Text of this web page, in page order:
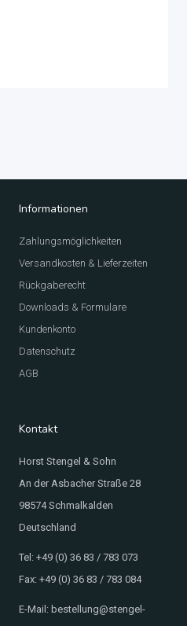
Informationen
Zahlungsmöglichkeiten
Versandkosten & Lieferzeiten
Rückgaberecht
Downloads & Formulare
Kundenkonto
Datenschutz
AGB
Kontakt
Horst Stengel & Sohn
An der Asbacher Straße 28
98574 Schmalkalden
Deutschland
Tel: +49 (0) 36 83 / 783 073
Fax: +49 (0) 36 83 / 783 084
E-Mail: bestellung@stengel-